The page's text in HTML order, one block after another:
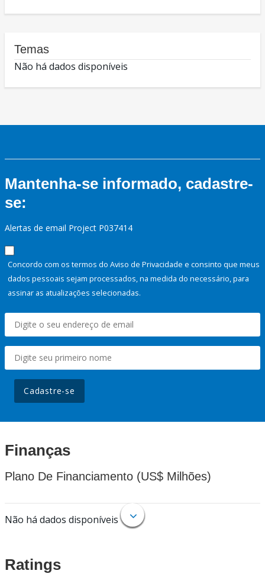
Temas
Não há dados disponíveis
Mantenha-se informado, cadastre-
se:
Alertas de email Project P037414
Concordo com os termos do Aviso de Privacidade e consinto que meus
dados pessoais sejam processados, na medida do necessário, para
assinar as atualizações selecionadas.
Cadastre-se
Finanças
Plano De Financiamento (US$ Milhões)
Não há dados disponíveis
Ratings